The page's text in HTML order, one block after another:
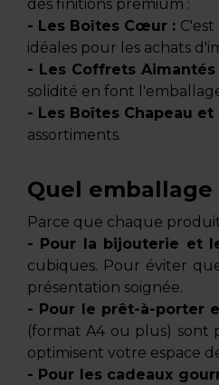
des finitions premium :
- Les Boîtes Cœur :
idéales pour les achats
- Les Coffrets
solidité en font
- Les Boîtes Chapeau
assortiments.
Quel
Parce que chaque
- Pour la bijouterie et
cubiques. Pour éviter
présentation soignée.
- Pour le prêt-à-porter
(format A4 ou plus) sont
optimisent votre espace
- Pour les cadeaux